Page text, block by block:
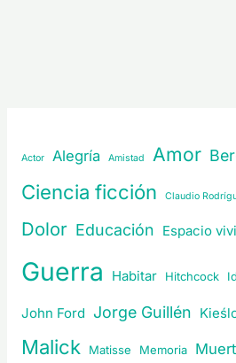
Actor Alegría Amistad Amor
Ciencia ficción Claudio
Dolor Educación Espacio
Guerra Habitar Hitchcock
John Ford Jorge Guillén
Malick Matisse Memoria